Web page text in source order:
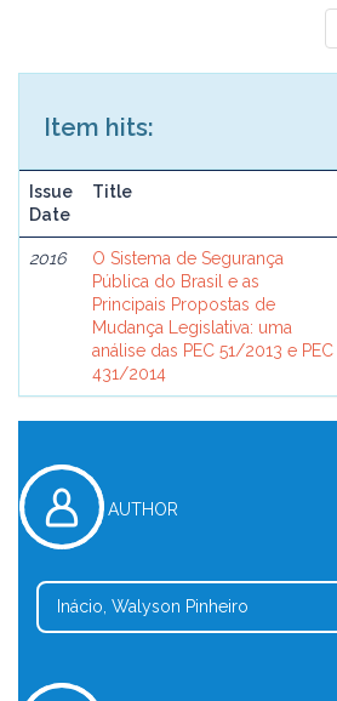
Item hits:
Issue
Date
Title
2016
O Sistema de Segurança
Pública do Brasil e as
Principais Propostas de
Mudança Legislativa: uma
análise das PEC 51/2013 e PEC
431/2014
AUTHOR
Inácio, Walyson Pinheiro